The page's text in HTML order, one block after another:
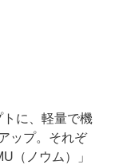
トに、軽量で機
ップ。それぞ
（ノウム）」